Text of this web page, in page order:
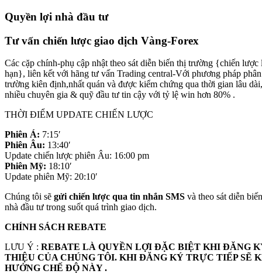
Quyền lợi nhà đầu tư
Tư vấn chiến lược giao dịch Vàng-Forex
Các cặp chính-phụ cập nhật theo sát diễn biến thị trường {chiến
hạn}, liên kết với hãng tư vấn Trading central-Với phương pháp
trường kiên định,nhất quán và được kiểm chứng qua thời gian lâu
nhiều chuyên gia & quỹ đầu tư tin cậy với tỷ lệ win hơn 80% .
THỜI ĐIỂM UPDATE CHIẾN LƯỢC
Phiên Á: 7:15′
Phiên Âu: 13:40′
Update chiến lược phiên Âu: 16:00 pm
Phiên Mỹ: 18:10′
Update phiên Mỹ: 20:10′
Chúng tôi sẽ gửi chiến lược qua tin nhắn SMS và theo sát diễn
nhà đầu tư trong suốt quá trình giao dịch.
CHÍNH SÁCH REBATE
LƯU Ý : REBATE LÀ QUYỀN LỢI ĐẶC BIỆT KHI ĐĂNG
THIỆU CỦA CHÚNG TÔI. KHI ĐĂNG KÝ TRỰC TIẾP SẼ
HƯỞNG CHẾ ĐỘ NÀY .